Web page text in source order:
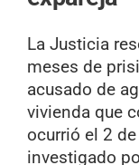
La Justicia
meses de
acusado de
vivienda que
ocurrió el 2
investigado